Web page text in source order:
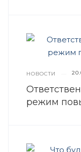
НОВОСТИ
режим